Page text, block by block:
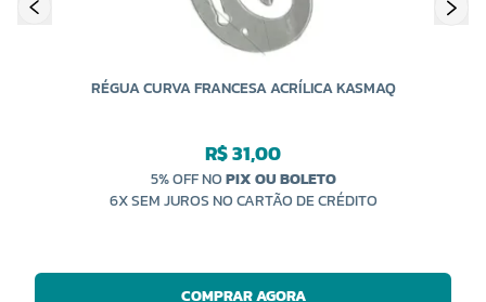
RÉGUA CURVA FRANCESA ACRÍLICA KASMAQ
R$ 31,00
5% OFF NOPIX OU BOLETO
6X SEM JUROS NO CARTÃO DE CRÉDITO
COMPRAR AGORA